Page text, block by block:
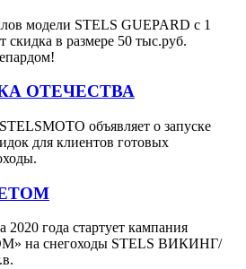
модели STELS GUEPARD с 1
скидка в размере 50 тыс.руб.
ОТЕЧЕСТВА
объявляет о запуске
для клиентов готовых
2020 года стартует кампания
на снегоходы STELS ВИКИНГ/